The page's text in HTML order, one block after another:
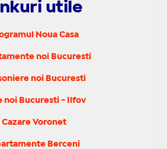
utile
Noua Casa
noi Bucuresti
noi Bucuresti
noi Bucuresti - Ilfov
Cazare Voronet
Berceni